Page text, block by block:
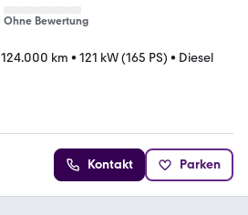
Ohne Bewertung
124.000 km • 121 kW (165 PS) • Diesel
Kontakt Parken